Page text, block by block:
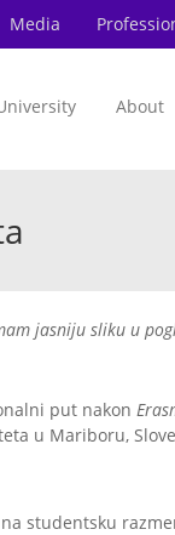
Media
About
jasniju sliku u
put nakon
u Mariboru,
studentsku